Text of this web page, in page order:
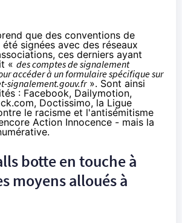
que des conventions de
signées avec des réseaux
ces derniers ayant
« des comptes de signalement
accéder à un formulaire spécifique sur
signalement.gouv.fr». Sont ainsi
: Facebook, Dailymotion,
Doctissimo, la Ligue
le racisme et l'antisémitisme
Action Innocence - mais la
botte en touche à
moyens alloués à